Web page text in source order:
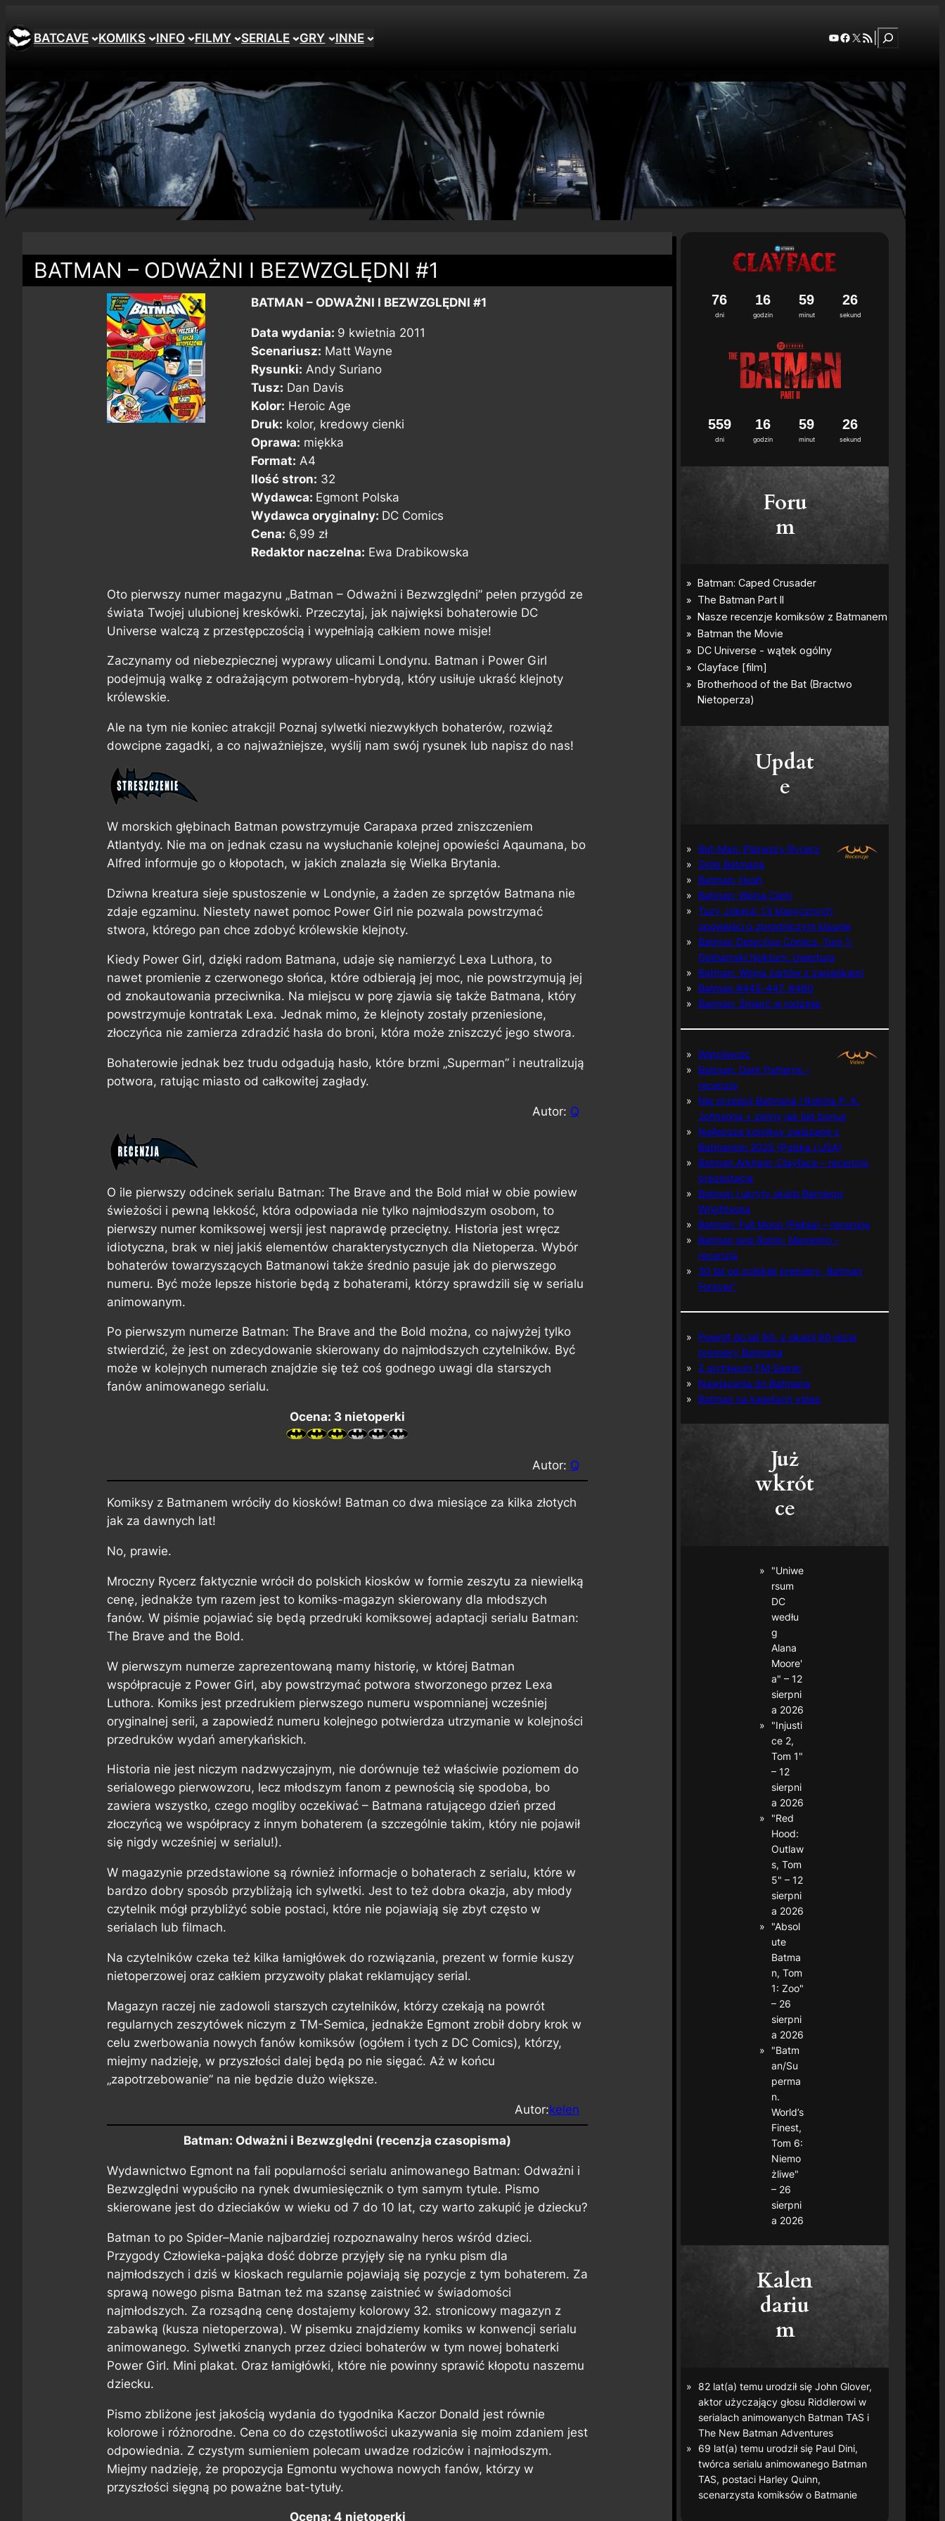
BATCAVE KOMIKS INFO FILMY SERIALE GRY INNE YouTube
Facebook
X RSS FeedSzukaj
BATMAN – ODWAŻNI I BEZWZGLĘDNI #1
BATMAN – ODWAŻNI I BEZWZGLĘDNI #1
Data wydania: 9 kwietnia 2011
Scenariusz: Matt Wayne
Rysunki: Andy Suriano
Tusz: Dan Davis
Kolor: Heroic Age
Druk: kolor, kredowy cienki
Oprawa: miękka
Format: A4
Ilość stron: 32
Wydawca: Egmont Polska
Wydawca oryginalny: DC Comics
Cena: 6,99 zł
Redaktor naczelna: Ewa Drabikowska
Oto pierwszy numer magazynu „Batman – Odważni i Bezwzględni” pełen przygód ze
świata Twojej ulubionej kreskówki. Przeczytaj, jak najwięksi bohaterowie DC
Universe walczą z przestępczością i wypełniają całkiem nowe misje!
Zaczynamy od niebezpiecznej wyprawy ulicami Londynu. Batman i Power Girl
podejmują walkę z odrażającym potworem-hybrydą, który usiłuje ukraść klejnoty
królewskie.
Ale na tym nie koniec atrakcji! Poznaj sylwetki niezwykłych bohaterów, rozwiąż
dowcipne zagadki, a co najważniejsze, wyślij nam swój rysunek lub napisz do nas!
W morskich głębinach Batman powstrzymuje Carapaxa przed zniszczeniem
Atlantydy. Nie ma on jednak czasu na wysłuchanie kolejnej opowieści Aqaumana, bo
Alfred informuje go o kłopotach, w jakich znalazła się Wielka Brytania.
Dziwna kreatura sieje spustoszenie w Londynie, a żaden ze sprzętów Batmana nie
zdaje egzaminu. Niestety nawet pomoc Power Girl nie pozwala powstrzymać
stwora, którego pan chce zdobyć królewskie klejnoty.
Kiedy Power Girl, dzięki radom Batmana, udaje się namierzyć Lexa Luthora, to
nawet promienie z czerwonego słońca, które odbierają jej moc, nie powstrzymują jej
od znokautowania przeciwnika. Na miejscu w porę zjawia się także Batmana, który
powstrzymuje kontratak Lexa. Jednak mimo, że klejnoty zostały przeniesione,
złoczyńca nie zamierza zdradzić hasła do broni, która może zniszczyć jego stwora.
Bohaterowie jednak bez trudu odgadują hasło, które brzmi „Superman” i neutralizują
potwora, ratując miasto od całkowitej zagłady.
Autor: Q
O ile pierwszy odcinek serialu Batman: The Brave and the Bold miał w obie powiew
świeżości i pewną lekkość, która odpowiada nie tylko najmłodszym osobom, to
pierwszy numer komiksowej wersji jest naprawdę przeciętny. Historia jest wręcz
idiotyczna, brak w niej jakiś elementów charakterystycznych dla Nietoperza. Wybór
bohaterów towarzyszących Batmanowi także średnio pasuje jak do pierwszego
numeru. Być może lepsze historie będą z bohaterami, którzy sprawdzili się w serialu
animowanym.
Po pierwszym numerze Batman: The Brave and the Bold można, co najwyżej tylko
stwierdzić, że jest on zdecydowanie skierowany do najmłodszych czytelników. Być
może w kolejnych numerach znajdzie się też coś godnego uwagi dla starszych
fanów animowanego serialu.
Ocena: 3 nietoperki
Autor: Q
Komiksy z Batmanem wróciły do kiosków! Batman co dwa miesiące za kilka złotych
jak za dawnych lat!
No, prawie.
Mroczny Rycerz faktycznie wrócił do polskich kiosków w formie zeszytu za niewielką
cenę, jednakże tym razem jest to komiks-magazyn skierowany dla młodszych
fanów. W piśmie pojawiać się będą przedruki komiksowej adaptacji serialu Batman:
The Brave and the Bold.
W pierwszym numerze zaprezentowaną mamy historię, w której Batman
współpracuje z Power Girl, aby powstrzymać potwora stworzonego przez Lexa
Luthora. Komiks jest przedrukiem pierwszego numeru wspomnianej wcześniej
oryginalnej serii, a zapowiedź numeru kolejnego potwierdza utrzymanie w kolejności
przedruków wydań amerykańskich.
Historia nie jest niczym nadzwyczajnym, nie dorównuje też właściwie poziomem do
serialowego pierwowzoru, lecz młodszym fanom z pewnością się spodoba, bo
zawiera wszystko, czego mogliby oczekiwać – Batmana ratującego dzień przed
złoczyńcą we współpracy z innym bohaterem (a szczególnie takim, który nie pojawił
się nigdy wcześniej w serialu!).
W magazynie przedstawione są również informacje o bohaterach z serialu, które w
bardzo dobry sposób przybliżają ich sylwetki. Jest to też dobra okazja, aby młody
czytelnik mógł przybliżyć sobie postaci, które nie pojawiają się zbyt często w
serialach lub filmach.
Na czytelników czeka też kilka łamigłówek do rozwiązania, prezent w formie kuszy
nietoperzowej oraz całkiem przyzwoity plakat reklamujący serial.
Magazyn raczej nie zadowoli starszych czytelników, którzy czekają na powrót
regularnych zeszytówek niczym z TM-Semica, jednakże Egmont zrobił dobry krok w
celu zwerbowania nowych fanów komiksów (ogółem i tych z DC Comics), którzy,
miejmy nadzieję, w przyszłości dalej będą po nie sięgać. Aż w końcu
„zapotrzebowanie” na nie będzie dużo większe.
Autor:kelen
Batman: Odważni i Bezwzględni (recenzja czasopisma)
Wydawnictwo Egmont na fali popularności serialu animowanego Batman: Odważni i
Bezwzględni wypuściło na rynek dwumiesięcznik o tym samym tytule. Pismo
skierowane jest do dzieciaków w wieku od 7 do 10 lat, czy warto zakupić je dziecku?
Batman to po Spider–Manie najbardziej rozpoznawalny heros wśród dzieci.
Przygody Człowieka-pająka dość dobrze przyjęły się na rynku pism dla
najmłodszych i dziś w kioskach regularnie pojawiają się pozycje z tym bohaterem. Za
sprawą nowego pisma Batman też ma szansę zaistnieć w świadomości
najmłodszych. Za rozsądną cenę dostajemy kolorowy 32. stronicowy magazyn z
zabawką (kusza nietoperzowa). W pisemku znajdziemy komiks w konwencji serialu
animowanego. Sylwetki znanych przez dzieci bohaterów w tym nowej bohaterki
Power Girl. Mini plakat. Oraz łamigłówki, które nie powinny sprawić kłopotu naszemu
dziecku.
Pismo zbliżone jest jakością wydania do tygodnika Kaczor Donald jest równie
kolorowe i różnorodne. Cena co do częstotliwości ukazywania się moim zdaniem jest
odpowiednia. Z czystym sumieniem polecam uwadze rodziców i najmłodszym.
Miejmy nadzieję, że propozycja Egmontu wychowa nowych fanów, którzy w
przyszłości sięgną po poważne bat-tytuły.
Ocena: 4 nietoperki
dni
76
godzin
16
minut
59
sekund
25
dni
559
godzin
16
minut
59
sekund
25
Foru
m
Updat
e
Bat-Man: Pierwszy Rycerz
Grób Batmana
Batman: Hush
Batman: Wojna Cieni
Tuzy Jokera: 13 klasycznych
opowieści o zbrodniczym klaunie
Batman Detective Comics, Tom 1:
Gothamski Nokturn: Uwertura
Batman: Wojna żartów z zagadkami
Batman #445-447, #480
Batman: Śmierć w rodzinie
Wątpliwość
Batman: Dark Patterns –
recenzja
Nie prześpij Batmana i Robina P. K.
Johnsona + zimny jak lód bonus
Najlepsze komiksy związane z
Batmanem 2025 (Polska i USA)
Batman Arkham: Clayface – recenzja,
prezentacja
Batman i ukryty skarb Berniego
Wrightsona
Batman: Full Moon (Pełnia) – recenzja
Batman and Robin: Memento –
recenzja
30 lat od polskiej premiery „Batman
Forever”
Powrót do lat 60. z okazji 60-lecia
premiery Batmana
Z archiwum TM-Semic
Nawiązania do Batmana
Batman na kasetach video
Już
wkrót
ce
"Uniwe
rsum
DC
wedłu
g
Alana
Moore'
a" – 12
sierpni
a 2026
"Injusti
ce 2,
Tom 1"
– 12
sierpni
a 2026
"Red
Hood:
Outlaw
s, Tom
5" – 12
sierpni
a 2026
"Absol
ute
Batma
n, Tom
1: Zoo"
– 26
sierpni
a 2026
"Batm
an/Su
perma
n.
World’s
Finest,
Tom 6:
Niemo
żliwe"
– 26
sierpni
a 2026
Kalen
dariu
m
82 lat(a) temu urodził się John Glover,
aktor użyczający głosu Riddlerowi w
serialach animowanych Batman TAS i
The New Batman Adventures
69 lat(a) temu urodził się Paul Dini,
twórca serialu animowanego Batman
TAS, postaci Harley Quinn,
scenarzysta komiksów o Batmanie